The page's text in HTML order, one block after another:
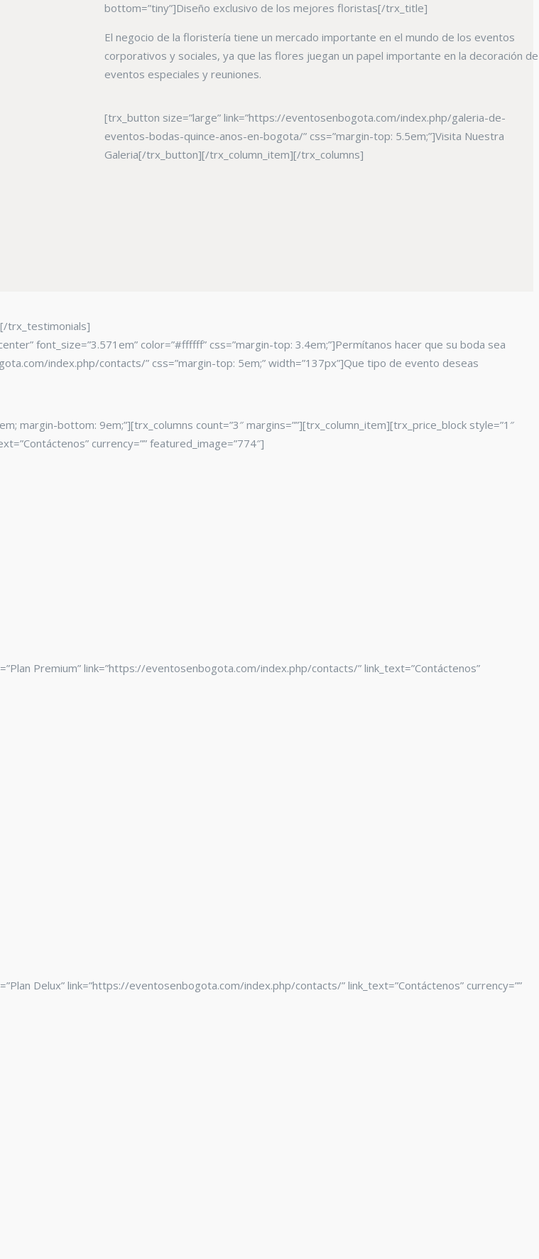
bottom=”tiny”]Diseño exclusivo de los mejores floristas[/trx_title]
El negocio de la floristería tiene un mercado importante en el mundo de los eventos
corporativos y sociales, ya que las flores juegan un papel importante en la decoración de
eventos especiales y reuniones.
[trx_button size=”large” link=”https://eventosenbogota.com/index.php/galeria-de-
eventos-bodas-quince-anos-en-bogota/” css=”margin-top: 5.5em;”]Visita Nuestra
Galeria[/trx_button][/trx_column_item][/trx_columns]
trx_testimonials]
font_size=”3.571em” color=”#ffffff” css=”margin-top: 3.4em;”]Permítanos hacer que su boda sea
index.php/contacts/” css=”margin-top: 5em;” width=”137px”]Que tipo de evento deseas
margin-bottom: 9em;”][trx_columns count=”3″ margins=””][trx_column_item][trx_price_block style=”1″
currency=”” featured_image=”774″]
Premium” link=”https://eventosenbogota.com/index.php/contacts/” link_text=”Contáctenos”
Delux” link=”https://eventosenbogota.com/index.php/contacts/” link_text=”Contáctenos” currency=””